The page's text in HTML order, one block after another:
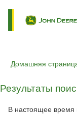
Домашняя
Результаты
В настоящее время